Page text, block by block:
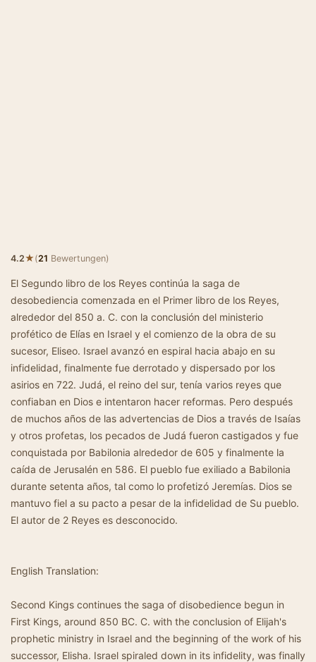
4.2★(21 Bewertungen)
El Segundo libro de los Reyes continúa la saga de
desobediencia comenzada en el Primer libro de los Reyes,
alrededor del 850 a. C. con la conclusión del ministerio
profético de Elías en Israel y el comienzo de la obra de su
sucesor, Eliseo. Israel avanzó en espiral hacia abajo en su
infidelidad, finalmente fue derrotado y dispersado por los
asirios en 722. Judá, el reino del sur, tenía varios reyes que
confiaban en Dios e intentaron hacer reformas. Pero después
de muchos años de las advertencias de Dios a través de Isaías
y otros profetas, los pecados de Judá fueron castigados y fue
conquistada por Babilonia alrededor de 605 y finalmente la
caída de Jerusalén en 586. El pueblo fue exiliado a Babilonia
durante setenta años, tal como lo profetizó Jeremías. Dios se
mantuvo fiel a su pacto a pesar de la infidelidad de Su pueblo.
El autor de 2 Reyes es desconocido.
English Translation:
Second Kings continues the saga of disobedience begun in
First Kings, around 850 BC. C. with the conclusion of Elijah's
prophetic ministry in Israel and the beginning of the work of his
successor, Elisha. Israel spiraled down in its infidelity, was finally